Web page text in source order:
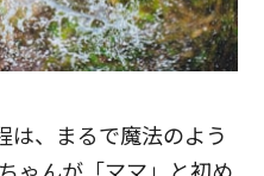
は、まるで魔法のよう